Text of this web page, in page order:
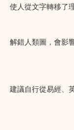
使人從文字轉移了
解錯人類圖，會影
建議自行從易經、